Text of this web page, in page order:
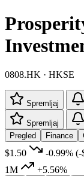
0808.HK · HKSE
Spremljaj
Spremljaj
Pregled
Finance
$1.50 -0.99% (-
1M
+5.56%